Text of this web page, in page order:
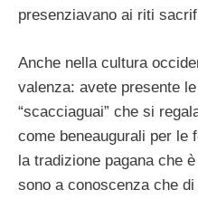
presenziavano ai riti
Anche nella cultura
valenza: avete presente le
“scacciaguai” che si
come beneaugurali per le
la tradizione pagana che
sono a conoscenza che